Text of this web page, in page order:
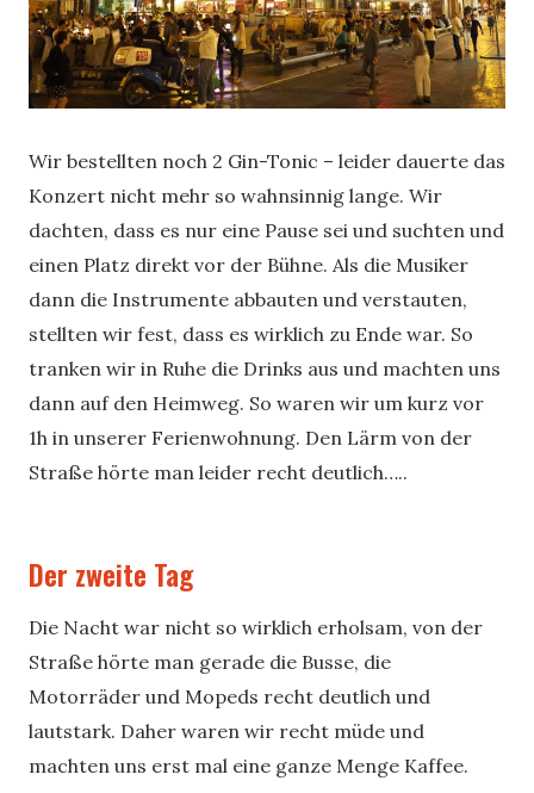
Wir bestellten noch 2 Gin-Tonic – leider dauerte das
Konzert nicht mehr so wahnsinnig lange. Wir
dachten, dass es nur eine Pause sei und suchten und
einen Platz direkt vor der Bühne. Als die Musiker
dann die Instrumente abbauten und verstauten,
stellten wir fest, dass es wirklich zu Ende war. So
tranken wir in Ruhe die Drinks aus und machten uns
dann auf den Heimweg. So waren wir um kurz vor
1h in unserer Ferienwohnung. Den Lärm von der
Straße hörte man leider recht deutlich…..
Der zweite Tag
Die Nacht war nicht so wirklich erholsam, von der
Straße hörte man gerade die Busse, die
Motorräder und Mopeds recht deutlich und
lautstark. Daher waren wir recht müde und
machten uns erst mal eine ganze Menge Kaffee.